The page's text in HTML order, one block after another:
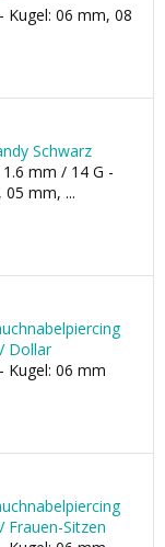
Kugel: 06 mm, 08
Schwarz
mm / 14 G -
mm, ...
Dollar
Kugel: 06 mm
Frauen-Sitzen